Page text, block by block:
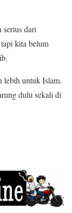
serius dari
kita belum
lebih untuk Islam.
dulu sekali di